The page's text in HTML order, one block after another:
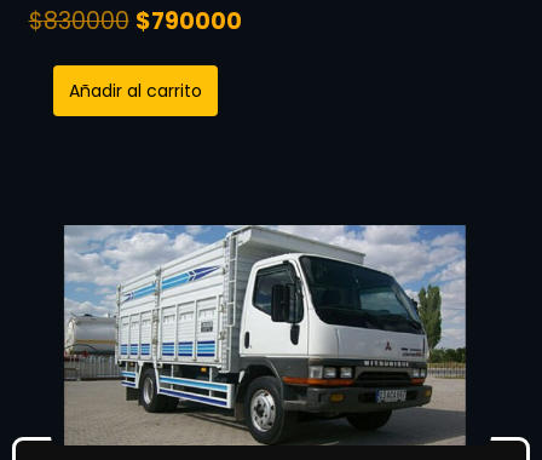
$830000 $790000
Añadir al carrito